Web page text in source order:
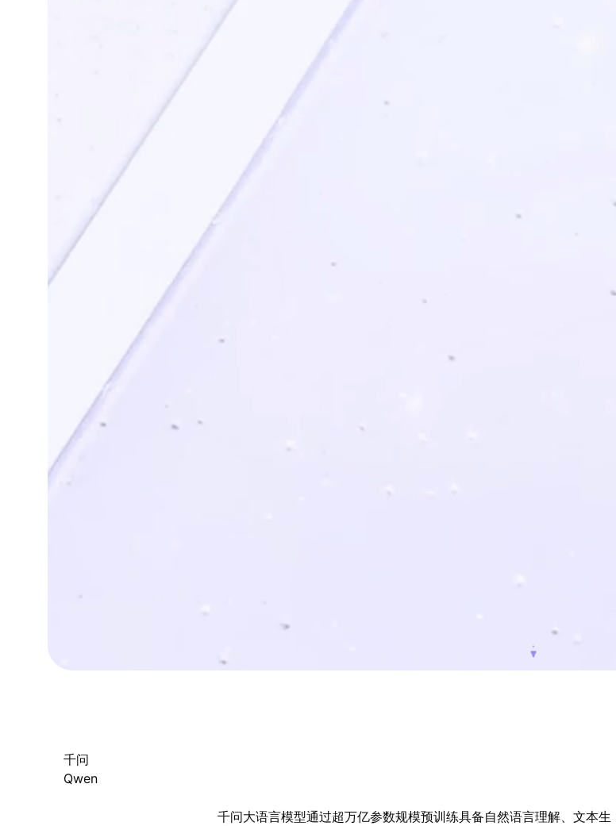
千问
Qwen
千问大语言模型通过超万亿参数规模预训练具备自然语言理解、文本生